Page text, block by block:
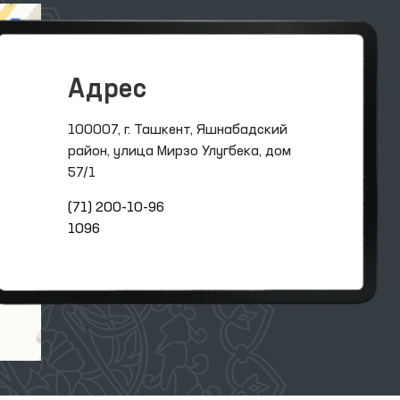
Адрес
100007, г. Ташкент, Яшнабадский
район, улица Мирзо Улугбека, дом
57/1
(71) 200-10-96
1096